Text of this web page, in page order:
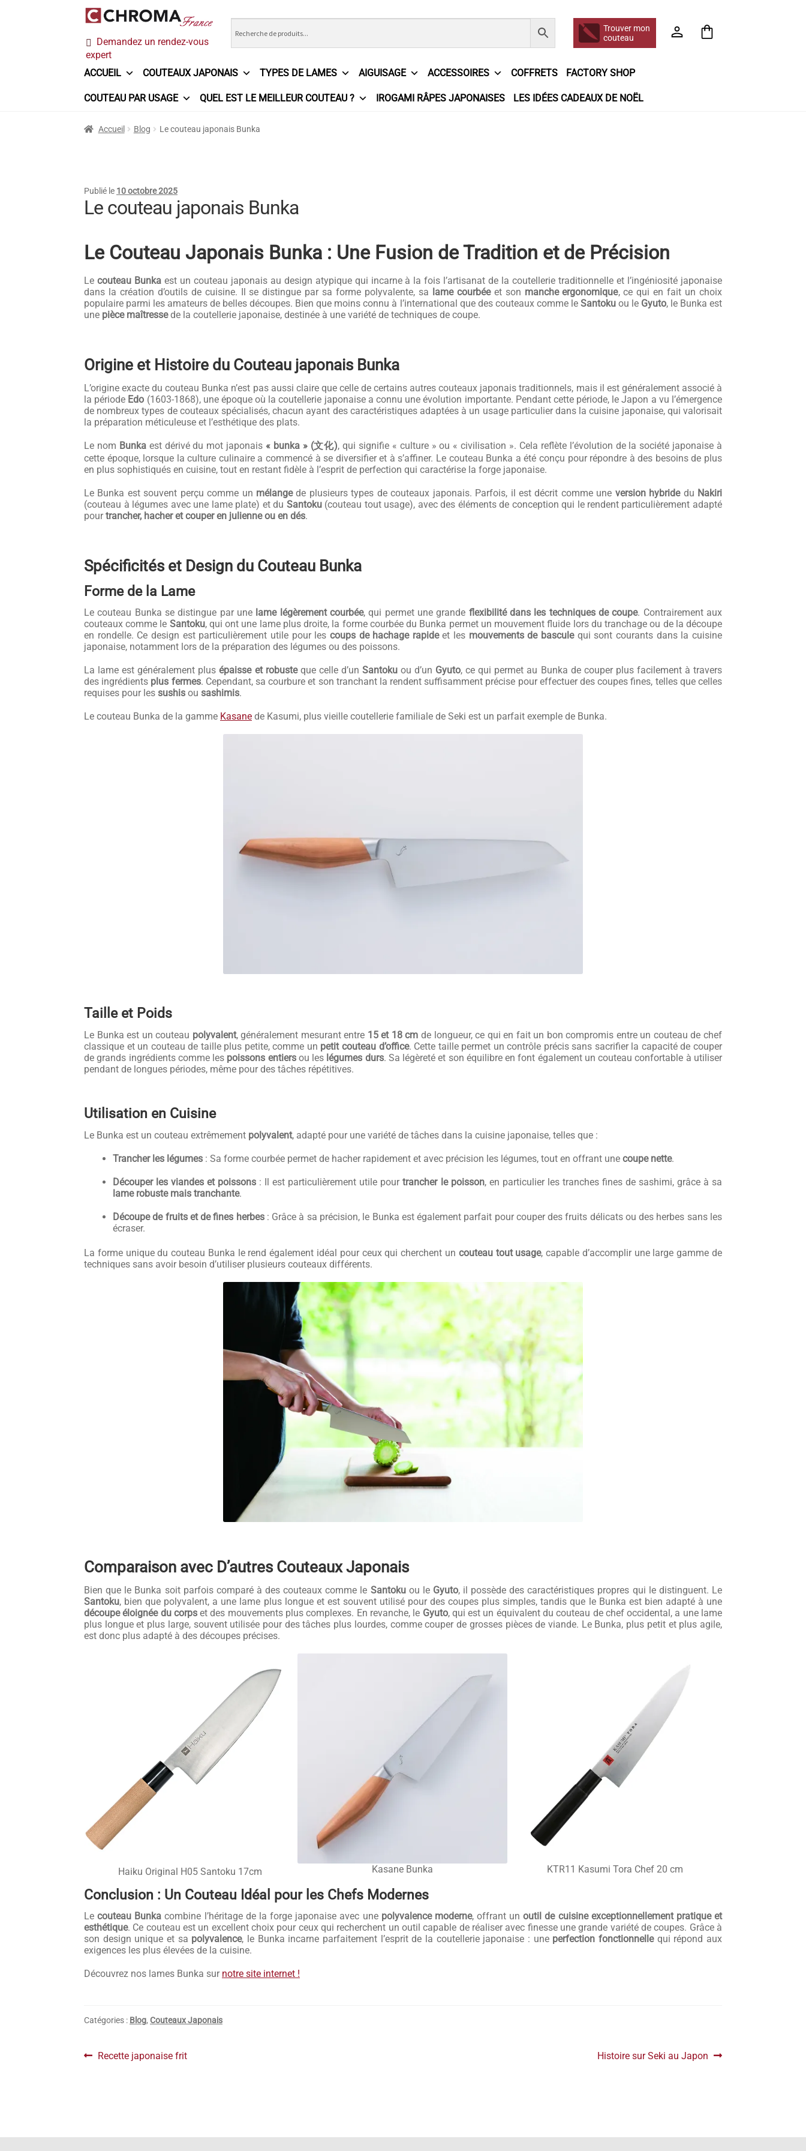
Aller
à
la
navigation
Aller
au
contenu
Demandez un rendez-vous
expert
Trouver mon
couteau
ACCUEIL COUTEAUX JAPONAIS TYPES DE LAMES AIGUISAGE ACCESSOIRES COFFRETS FACTORY SHOP
COUTEAU PAR USAGE QUEL EST LE MEILLEUR COUTEAU ? IROGAMI RÂPES JAPONAISES LES IDÉES CADEAUX DE NOËL
AccueilChroma France Commande Conditions Générales de Vente
Trouver mon couteau Trouver mon magasin
Accueil Blog Le couteau japonais Bunka
Publié le 10 octobre 2025
Le couteau japonais Bunka
Le Couteau Japonais Bunka : Une Fusion de Tradition et de Précision
Le couteau Bunkaest un couteau japonais au design atypique qui incarne à la fois l’artisanat de la coutellerie traditionnelle et l’ingéniosité japonaise
dans la création d’outils de cuisine. Il se distingue par sa forme polyvalente, sa lame courbéeet son manche ergonomique, ce qui en fait un choix
populaire parmi les amateurs de belles découpes. Bien que moins connu à l’international que des couteaux comme le Santokuou le Gyuto, le Bunka est
une pièce maîtressede la coutellerie japonaise, destinée à une variété de techniques de coupe.
Origine et Histoire du Couteau japonais Bunka
L’origine exacte du couteau Bunka n’est pas aussi claire que celle de certains autres couteaux japonais traditionnels, mais il est généralement associé à
la période Edo (1603-1868), une époque où la coutellerie japonaise a connu une évolution importante. Pendant cette période, le Japon a vu l’émergence
de nombreux types de couteaux spécialisés, chacun ayant des caractéristiques adaptées à un usage particulier dans la cuisine japonaise, qui valorisait
la préparation méticuleuse et l’esthétique des plats.
Le nom Bunkaest dérivé du mot japonais « bunka » (文化), qui signifie « culture » ou « civilisation ». Cela reflète l’évolution de la société japonaise à
cette époque, lorsque la culture culinaire a commencé à se diversifier et à s’affiner. Le couteau Bunka a été conçu pour répondre à des besoins de plus
en plus sophistiqués en cuisine, tout en restant fidèle à l’esprit de perfection qui caractérise la forge japonaise.
Le Bunka est souvent perçu comme un mélangede plusieurs types de couteaux japonais. Parfois, il est décrit comme une version hybridedu Nakiri
(couteau à légumes avec une lame plate) et du Santoku(couteau tout usage), avec des éléments de conception qui le rendent particulièrement adapté
pourtrancher, hacher et couper en julienne ou en dés.
Spécificités et Design du Couteau Bunka
Forme de la Lame
Le couteau Bunka se distingue par une lame légèrement courbée, qui permet une grande flexibilité dans les techniques de coupe. Contrairement aux
couteaux comme le Santoku, qui ont une lame plus droite, la forme courbée du Bunka permet un mouvement fluide lors du tranchage ou de la découpe
en rondelle. Ce design est particulièrement utile pour les coups de hachage rapideet les mouvements de basculequi sont courants dans la cuisine
japonaise, notamment lors de la préparation des légumes ou des poissons.
La lame est généralement plusépaisse et robusteque celle d’un Santokuou d’un Gyuto, ce qui permet au Bunka de couper plus facilement à travers
des ingrédients plus fermes. Cependant, sa courbure et son tranchant la rendent suffisamment précise pour effectuer des coupes fines, telles que celles
requises pour les sushis ou sashimis.
Le couteau Bunka de la gamme Kasane de Kasumi, plus vieille coutellerie familiale de Seki est un parfait exemple de Bunka.
Taille et Poids
Le Bunka est un couteau polyvalent, généralement mesurant entre 15 et 18 cm de longueur, ce qui en fait un bon compromis entre un couteau de chef
classique et un couteau de taille plus petite, comme un petit couteau d’office. Cette taille permet un contrôle précis sans sacrifier la capacité de couper
de grands ingrédients comme les poissons entiersou les légumes durs. Sa légèreté et son équilibre en font également un couteau confortable à utiliser
pendant de longues périodes, même pour des tâches répétitives.
Utilisation en Cuisine
Le Bunka est un couteau extrêmement polyvalent, adapté pour une variété de tâches dans la cuisine japonaise, telles que :
Trancher les légumes : Sa forme courbée permet de hacher rapidement et avec précision les légumes, tout en offrant unecoupe nette.
Découper les viandes et poissons : Il est particulièrement utile pourtrancher le poisson, en particulier les tranches fines de sashimi, grâce à sa
lame robuste mais tranchante.
Découpe de fruits et de fines herbes: Grâce à sa précision, le Bunka est également parfait pour couper des fruits délicats ou des herbes sans les
écraser.
La forme unique du couteau Bunka le rend également idéal pour ceux qui cherchent un couteau tout usage, capable d’accomplir une large gamme de
techniques sans avoir besoin d’utiliser plusieurs couteaux différents.
Comparaison avec D’autres Couteaux Japonais
Bien que le Bunka soit parfois comparé à des couteaux comme le Santokuou le Gyuto, il possède des caractéristiques propres qui le distinguent. Le
Santoku, bien que polyvalent, a une lame plus longue et est souvent utilisé pour des coupes plus simples, tandis que le Bunka est bien adapté à une
découpe éloignée du corpset des mouvements plus complexes. En revanche, le Gyuto, qui est un équivalent du couteau de chef occidental, a une lame
plus longue et plus large, souvent utilisée pour des tâches plus lourdes, comme couper de grosses pièces de viande. Le Bunka, plus petit et plus agile,
est donc plus adapté à des découpes précises.
Haiku Original H05 Santoku 17cm Kasane Bunka KTR11 Kasumi Tora Chef 20 cm
Conclusion : Un Couteau Idéal pour les Chefs Modernes
Lecouteau Bunka combine l’héritage de la forge japonaise avec une polyvalence moderne, offrant unoutil de cuisine exceptionnellement pratique et
esthétique. Ce couteau est un excellent choix pour ceux qui recherchent un outil capable de réaliser avec finesse une grande variété de coupes. Grâce à
son design unique et sa polyvalence, le Bunka incarne parfaitement l’esprit de la coutellerie japonaise : une perfection fonctionnellequi répond aux
exigences les plus élevées de la cuisine.
Découvrez nos lames Bunka sur notre site internet !
Catégories : Blog,Couteaux Japonais
Navigation
Article
Recette japonaise frit
Article
Histoire sur Seki au Japon